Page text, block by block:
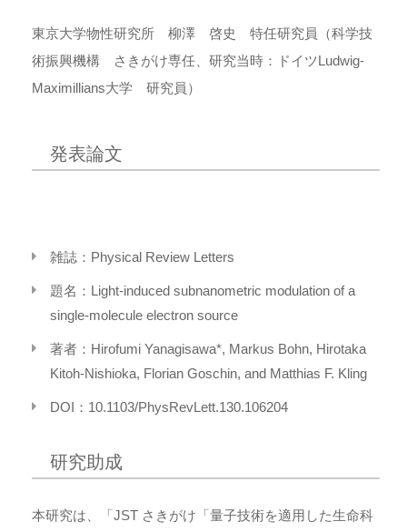
東京大学物性研究所 柳澤 啓史 特任研究員（科学技
術振興機構 さきがけ専任、研究当時：ドイツLudwig-
Maximillians大学 研究員）
発表論文
雑誌：Physical Review Letters
題名：Light-induced subnanometric modulation of a
single-molecule electron source
著者：Hirofumi Yanagisawa*, Markus Bohn, Hirotaka
Kitoh-Nishioka, Florian Goschin, and Matthias F. Kling
DOI：10.1103/PhysRevLett.130.106204
研究助成
本研究は、「JST さきがけ「量子技術を適用した生命科